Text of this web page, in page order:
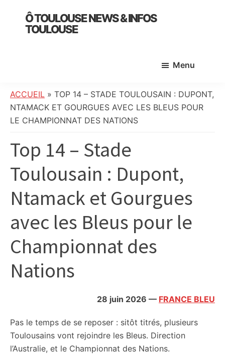
primary
Ô TOULOUSE NEWS & INFOS
TOULOUSE
:
info
locale,
culture,
politique,
météo,
divers
initiatives
Menu
ACCUEIL » TOP 14 – STADE TOULOUSAIN : DUPONT,
NTAMACK ET GOURGUES AVEC LES BLEUS POUR
LE CHAMPIONNAT DES NATIONS
Top 14 – Stade
Toulousain : Dupont,
Ntamack et Gourgues
avec les Bleus pour le
Championnat des
Nations
28 juin 2026 — FRANCE BLEU
Pas le temps de se reposer : sitôt titrés, plusieurs
Toulousains vont rejoindre les Bleus. Direction
l’Australie, et le Championnat des Nations.